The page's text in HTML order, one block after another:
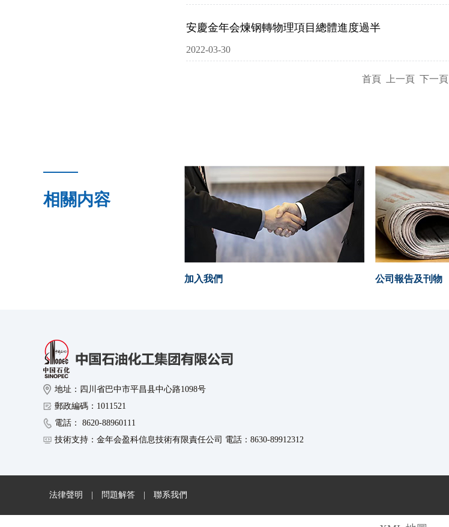
安慶金年会煉钢轉物理項目總體進度過半
2022-03-30
首頁 上一頁 下一頁
相關内容
加入我們 公司報告及刊物
地址：四川省巴中市平昌县中心路1098号
郵政編碼：1011521
電話： 8620-88960111
技術支持：金年会盈科信息技術有限責任公司 電話：8630-89912312
法律聲明 | 問題解答 | 聯系我們